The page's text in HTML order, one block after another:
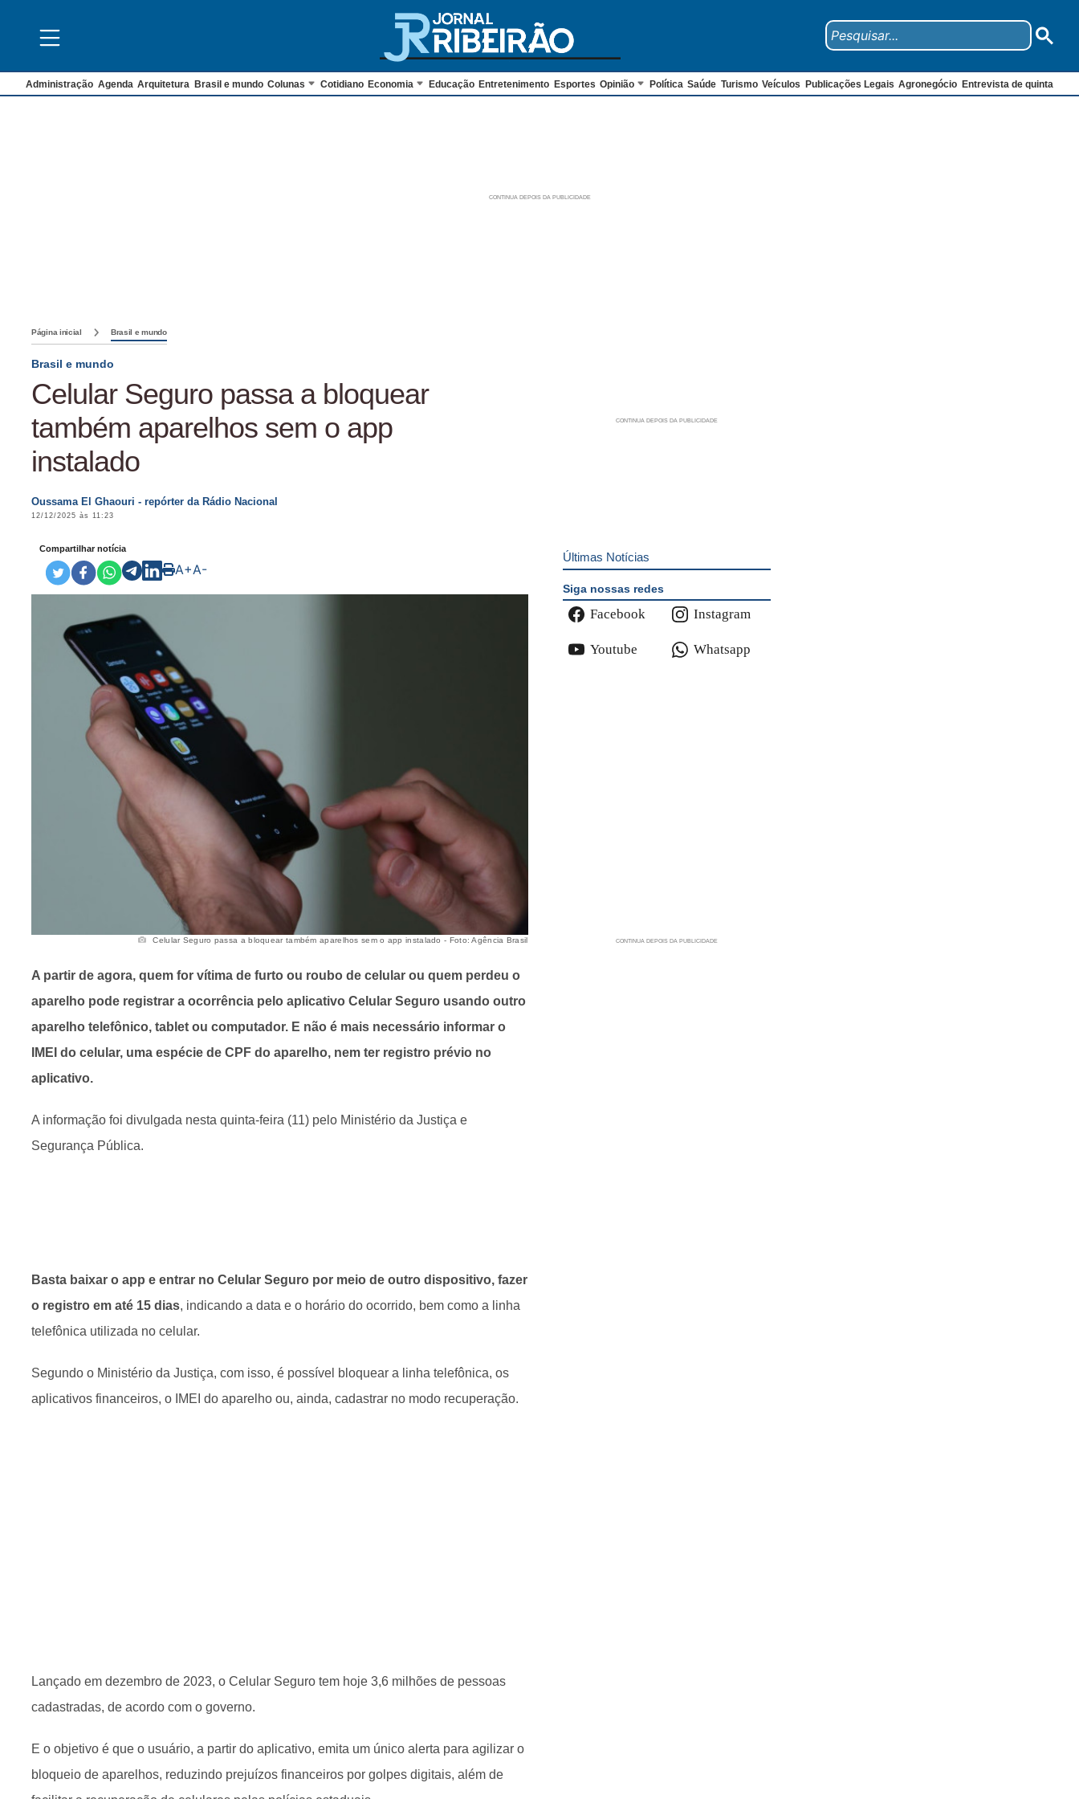
Administração Agenda Arquitetura Brasil e mundo Colunas Cotidiano Economia Educação Entretenimento Esportes Opinião Política Saúde Turismo Veículos Publicações Legais Agronegócio Entrevista de quinta
Página inicial Brasil e mundo
Brasil e mundo
Celular Seguro passa a bloquear
também aparelhos sem o app
instalado
Oussama El Ghaouri - repórter da Rádio Nacional
12/12/2025 às 11:23
Compartilhar notícia
A+A-
Celular Seguro passa a bloquear também aparelhos sem o app instalado - Foto: Agência Brasil
A partir de agora, quem for vítima de furto ou roubo de celular ou quem perdeu o
aparelho pode registrar a ocorrência pelo aplicativo Celular Seguro usando outro
aparelho telefônico, tablet ou computador. E não é mais necessário informar o
IMEI do celular, uma espécie de CPF do aparelho, nem ter registro prévio no
aplicativo.
A informação foi divulgada nesta quinta-feira (11) pelo Ministério da Justiça e
Segurança Pública.
Basta baixar o app e entrar no Celular Seguro por meio de outro dispositivo, fazer
o registro em até 15 dias, indicando a data e o horário do ocorrido, bem como a linha
telefônica utilizada no celular.
Segundo o Ministério da Justiça, com isso, é possível bloquear a linha telefônica, os
aplicativos financeiros, o IMEI do aparelho ou, ainda, cadastrar no modo recuperação.
Lançado em dezembro de 2023, o Celular Seguro tem hoje 3,6 milhões de pessoas
cadastradas, de acordo com o governo.
E o objetivo é que o usuário, a partir do aplicativo, emita um único alerta para agilizar o
bloqueio de aparelhos, reduzindo prejuízos financeiros por golpes digitais, além de
Últimas Notícias
Siga nossas redes
Facebook Instagram
Youtube Whatsapp